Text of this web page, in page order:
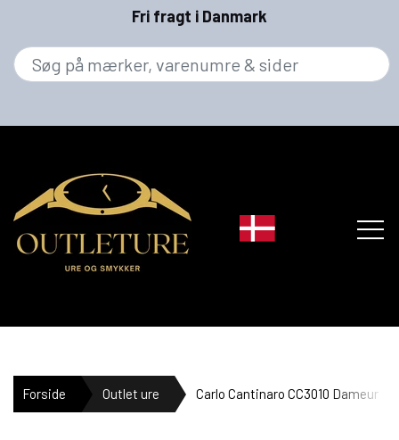
Fri fragt i Danmark
MÆRKER
Forside Outlet ure Carlo Cantinaro CC3010 Dameur